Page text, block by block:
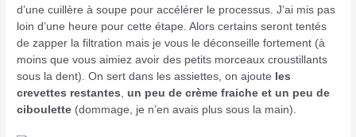
d’une cuillère à soupe pour accélérer le processus. J’ai mis pas
loin d’une heure pour cette étape. Alors certains seront tentés
de zapper la filtration mais je vous le déconseille fortement (à
moins que vous aimiez avoir des petits morceaux croustillants
sous la dent). On sert dans les assiettes, on ajoute les
crevettes restantes
un peu de crème fraiche et un peu de
ciboulette (dommage, je n’en avais plus sous la main).